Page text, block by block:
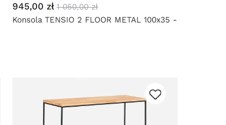
945,00 zł 1 050,00 zł
Konsola TENSIO 2 FLOOR METAL 100x35 -